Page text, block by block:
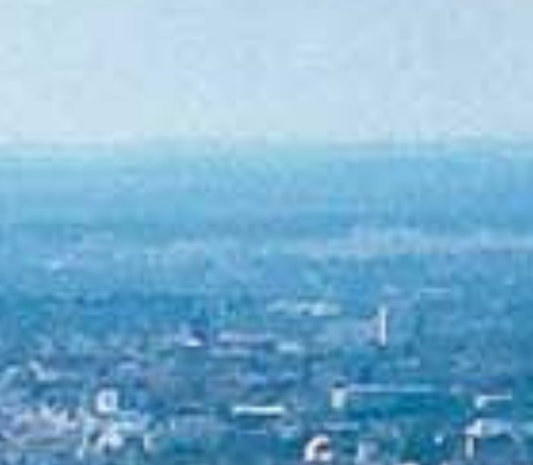
03:08
Demonstration für mineralische
Rohstoffe
Deutschland gehen die Entwicklungsgrundlagen aus - für
Brücken und alles drum herum - attestiert der
Bundesverband Mineralische Rohstoffe und hat dabei vor
allem die Interessen der Industrie im Blick, für deren
hinreichende Ausstattung am Bundestag
demonstriert wurde.